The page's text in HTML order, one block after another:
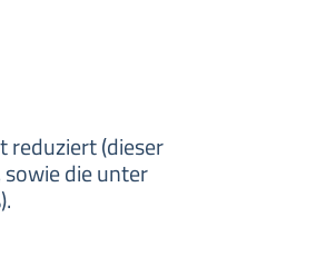
reduziert (dieser
die unter